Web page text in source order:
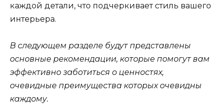
каждой детали, что подчеркивает стиль вашего
интерьера.
В следующем разделе будут представлены
основные рекомендации, которые помогут вам
эффективно заботиться о ценностях,
очевидные преимущества которых очевидны
каждому.